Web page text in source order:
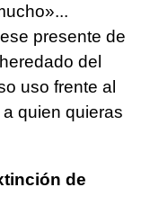
presente de
del
uso frente al
quien quieras
de